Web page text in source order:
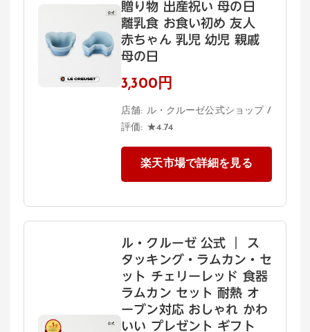
贈り物 出産祝い 母の日
離乳食 お食い初め 友人
赤ちゃん 乳児 幼児 親戚
母の日
3,300円
店舗: ル・クルーゼ公式ショップ /
評価: ★4.74
楽天市場で詳細を見る
ル・クルーゼ 公式 ｜ ス
タッキング・ラムカン・セ
ット チェリーレッド 食器
ラムカン セット 耐熱 オ
ーブン対応 おしゃれ かわ
いい プレゼント ギフト